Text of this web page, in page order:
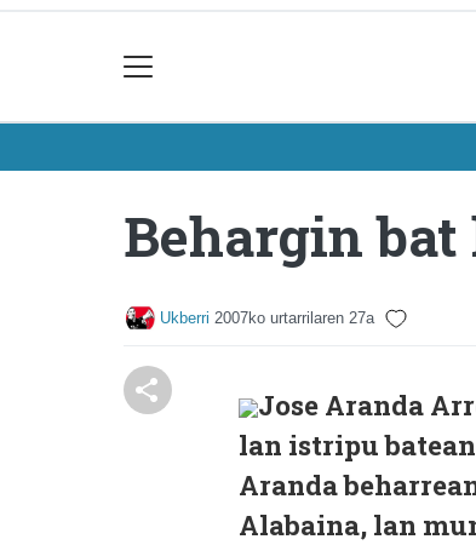
Behargin
Ukberri 2007ko urtarrilaren 27a
Jose Aranda
lan istripu
Aranda
Alabaina, lan